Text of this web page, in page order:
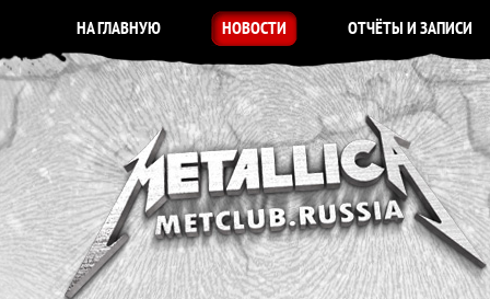
НА ГЛАВНУЮ НОВОСТИ ОТЧЁТЫ И ЗАПИСИ